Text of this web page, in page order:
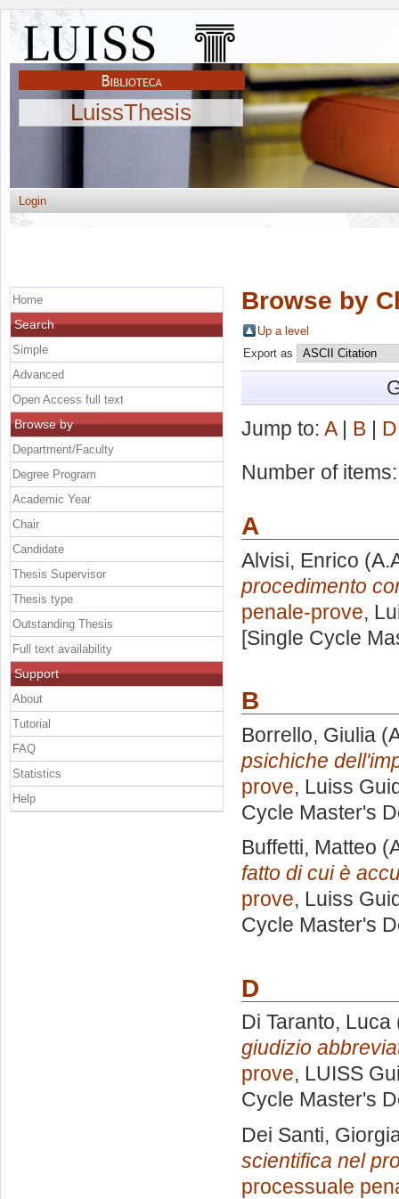
LuissThesis
Login
Browse by
Up a level
Export as
Jump to: A| B D
Number of
A
Alvisi, Enrico
procedimento
penale-prove,
[Single Cycle
B
Borrello, Giulia
psichiche
prove, Luiss
Cycle Master's
Buffetti, Matteo
fatto di cui è
prove, Luiss
Cycle Master's
D
Di Taranto, Luca
giudizio
prove, LUISS
Cycle Master's
Dei Santi,
scientifica nel
processuale
Home
Search
Simple
Advanced
Open Access full text
Browse by
Department/Faculty
Degree Program
Academic Year
Chair
Candidate
Thesis Supervisor
Thesis type
Outstanding Thesis
Full text availability
Support
About
Tutorial
FAQ
Statistics
Help